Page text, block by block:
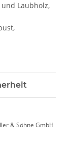
Laubholz,
& Söhne GmbH